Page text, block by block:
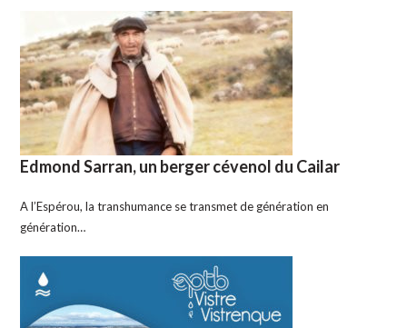
Edmond Sarran, un berger cévenol du Cailar
A l’Espérou, la transhumance se transmet de génération en
génération…